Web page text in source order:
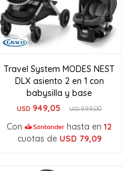
Travel System MODES NEST
DLX asiento 2 en 1 con
babysilla y base
USD 949,05 USD999,00
Con hasta en 12
cuotas de USD 79,09